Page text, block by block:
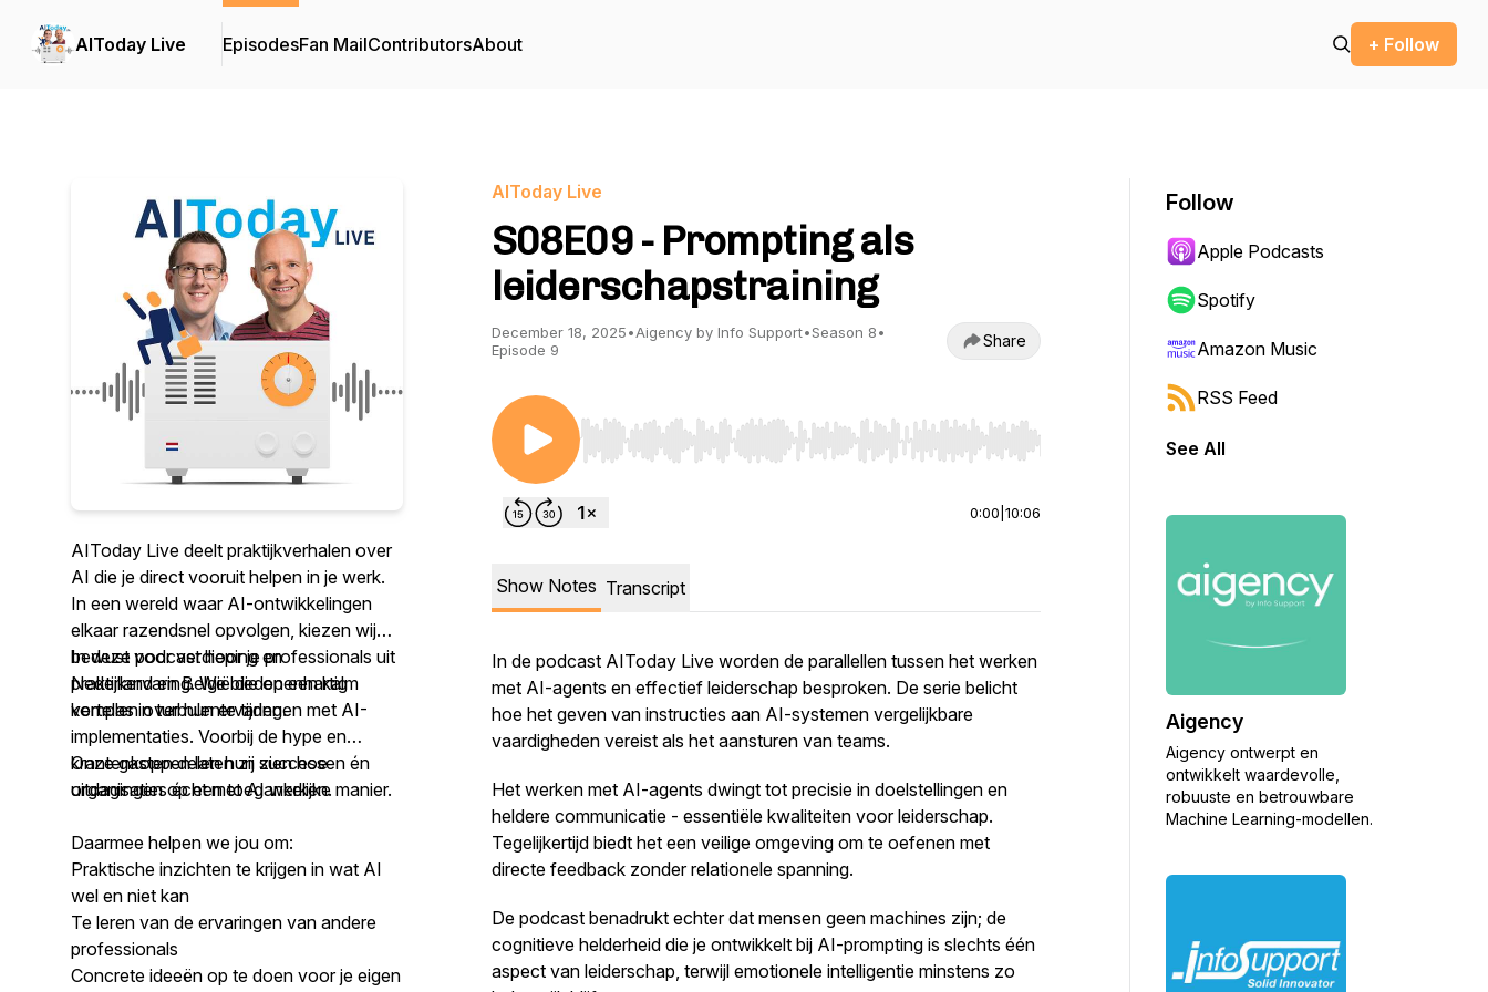
AIToday Live EpisodesFan MailContributorsAbout + Follow
AIToday Live deelt praktijkverhalen over
AI die je direct vooruit helpen in je werk.
In een wereld waar AI-ontwikkelingen
elkaar razendsnel opvolgen, kiezen wij
bewust voor verdieping en
praktijkervaring. We bieden een kalm
kompas in turbulente tijden.
In deze podcast hoor je professionals uit
Nederland en België die openhartig
vertellen over hun ervaringen met AI-
implementaties. Voorbij de hype en
krantenkoppen laten zij zien hoe
organisaties écht met AI werken.
Onze gasten delen hun successen én
uitdagingen op een toegankelijke manier.
Daarmee helpen we jou om:
Praktische inzichten te krijgen in wat AI
wel en niet kan
Te leren van de ervaringen van andere
professionals
Concrete ideeën op te doen voor je eigen
AIToday Live
S08E09 - Prompting als
leiderschapstraining
December 18, 2025•Aigency by Info Support•Season 8•
Episode 9
Share
Use Left/Right to seek, Home/End to jump to start or end. Hold shift to jump forward or backward.
0:00 10:06
Show Notes Transcript
In de podcast AIToday Live worden de parallellen tussen het werken
met AI-agents en effectief leiderschap besproken. De serie belicht
hoe het geven van instructies aan AI-systemen vergelijkbare
vaardigheden vereist als het aansturen van teams.
Het werken met AI-agents dwingt tot precisie in doelstellingen en
heldere communicatie - essentiële kwaliteiten voor leiderschap.
Tegelijkertijd biedt het een veilige omgeving om te oefenen met
directe feedback zonder relationele spanning.
De podcast benadrukt echter dat mensen geen machines zijn; de
cognitieve helderheid die je ontwikkelt bij AI-prompting is slechts één
aspect van leiderschap, terwijl emotionele intelligentie minstens zo
Follow
Apple Podcasts
Spotify
Amazon Music
RSS Feed
See All
Aigency
Aigency ontwerpt en
ontwikkelt waardevolle,
robuuste en betrouwbare
Machine Learning-modellen.